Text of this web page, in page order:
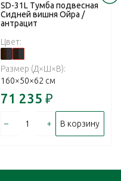
SD-31L Тумба подвесная
Сидней вишня Ойра /
антрацит
Цвет:
Размер (Д×Ш×В):
160×50×62 см
71 235 ₽
– + В корзину